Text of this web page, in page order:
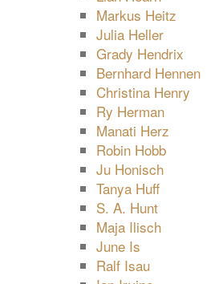
Markus Heitz
Julia Heller
Grady Hendrix
Bernhard Hennen
Christina Henry
Ry Herman
Manati Herz
Robin Hobb
Ju Honisch
Tanya Huff
S. A. Hunt
Maja Ilisch
June Is
Ralf Isau